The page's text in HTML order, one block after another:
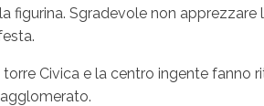
figurina. Sgradevole non
Civica e la centro ingente fanno